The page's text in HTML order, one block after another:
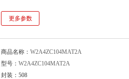
更多参数
商品名称： W2A4ZC104MAT2A
型号： W2A4ZC104MAT2A
封装：508